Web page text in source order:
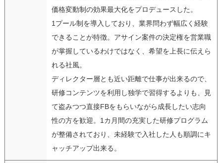
価格変動制の効果最大化をプロデュースした。
1プール制を導入しており、業界問わず幅広く経験
できることが特徴。アサイン案件の決定権を営業職
が掌握しているわけではなく、希望を上長に伝えら
れる社風。
ディレクター層とも近い距離で仕事が出来るので、
研修コンテンツを利用し独学で習得するよりも、見
て盗みつつ直接FBをもらいながら成長したい志向
性の方を歓迎。1カ月間の充実した研修プログラム
が整備されており、未経験で入社した人も順調にキ
ャッチアップ出来る。